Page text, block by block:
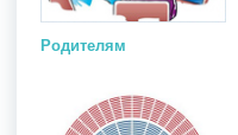
Родителям